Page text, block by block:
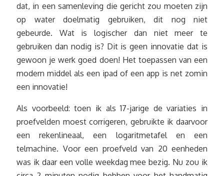
dat, in een samenleving die gericht zou moeten zijn
op water doelmatig gebruiken, dit nog niet
gebeurde. Wat is logischer dan niet meer te
gebruiken dan nodig is? Dit is geen innovatie dat is
gewoon je werk goed doen! Het toepassen van een
modern middel als een ipad of een app is net zomin
een innovatie!
Als voorbeeld: toen ik als 17-jarige de variaties in
proefvelden moest corrigeren, gebruikte ik daarvoor
een rekenlineaal, een logaritmetafel en een
telmachine. Voor een proefveld van 20 eenheden
was ik daar een volle weekdag mee bezig. Nu zou ik